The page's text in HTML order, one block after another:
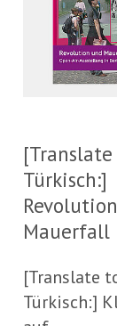
Türkisch:]
Mauerfall
[Translate
Türkisch:]